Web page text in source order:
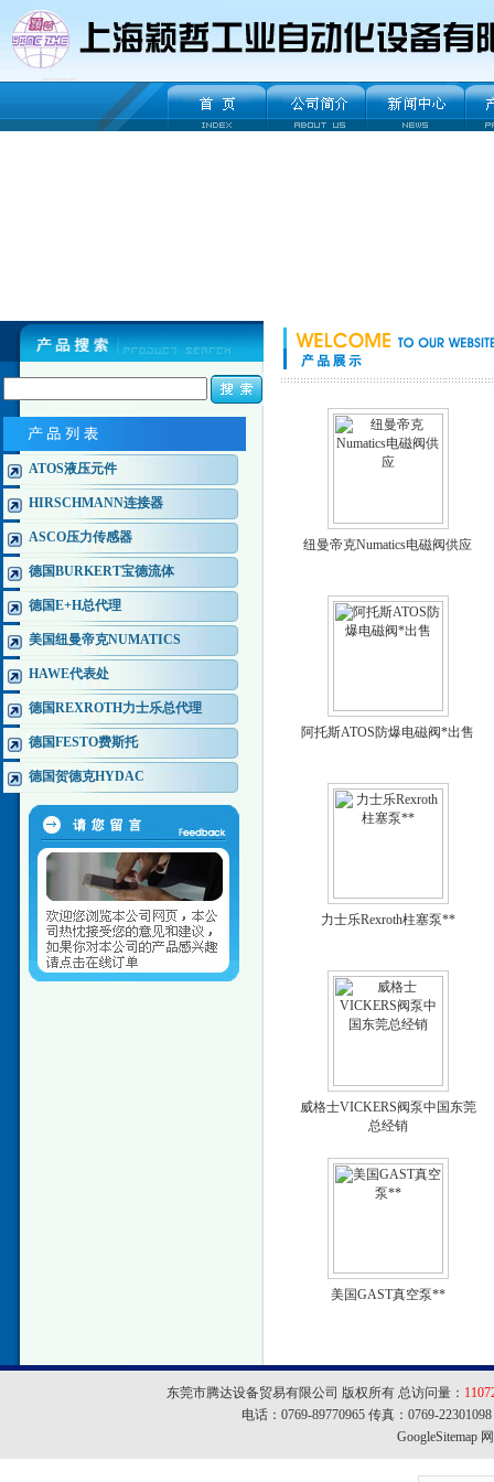
ATOS液压元件
HIRSCHMANN连接器
ASCO压力传感器
德国BURKERT宝德流体
德国E+H总代理
美国纽曼帝克NUMATICS
HAWE代表处
德国REXROTH力士乐总代理
德国FESTO费斯托
德国贺德克HYDAC
纽曼帝克Numatics电磁阀供应
阿托斯ATOS防爆电磁阀*出售
力士乐Rexroth柱塞泵**
威格士VICKERS阀泵中国东莞
总经销
美国GAST真空泵**
东莞市腾达设备贸易有限公司 版权所有 总访问量：
电话：0769-89770965 传真：0769-
GoogleSitemap网